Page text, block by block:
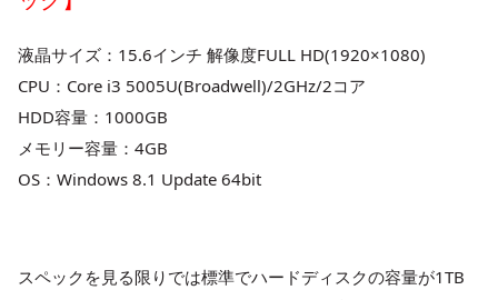
液晶サイズ：15.6インチ 解像度FULL HD(1920×1080)
CPU：Core i3 5005U(Broadwell)/2GHz/2コア
HDD容量：1000GB
メモリー容量：4GB
OS：Windows 8.1 Update 64bit
スペックを見る限りでは標準でハードディスクの容量が1TB